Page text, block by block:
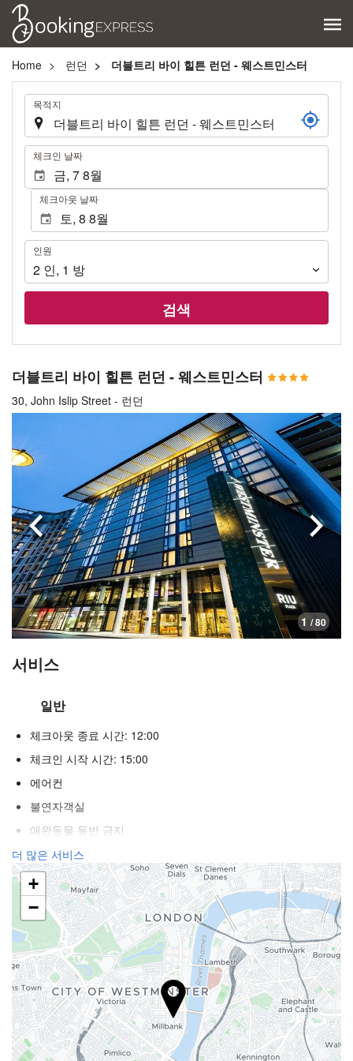
Home 런던 더블트리 바이 힐튼 런던 - 웨스트민스터
. 목적지
. 체크인 날짜
체크아웃 날짜
인
원
인원
2 인, 1 방
검색
더블트리 바이 힐튼 런던 - 웨스트민스터
30, John Islip Street - 런던
1 / 80
이전으로 다음
서비스
일반
체크아웃 종료 시간: 12:00
체크인 시작 시간: 15:00
에어컨
불연자객실
애완동물 동반 금지
리셉션 서비스
24시간 프런트 데스크
푸드 & 베버리지
바
인터넷
무료 Wi-Fi
더 많은 서비스
+
−